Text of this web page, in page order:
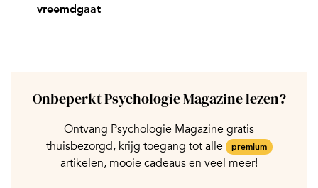
vreemdgaat
Onbeperkt Psychologie Magazine lezen?
Ontvang Psychologie Magazine gratis
thuisbezorgd, krijg toegang tot alle
premium
artikelen, mooie cadeaus en veel meer!